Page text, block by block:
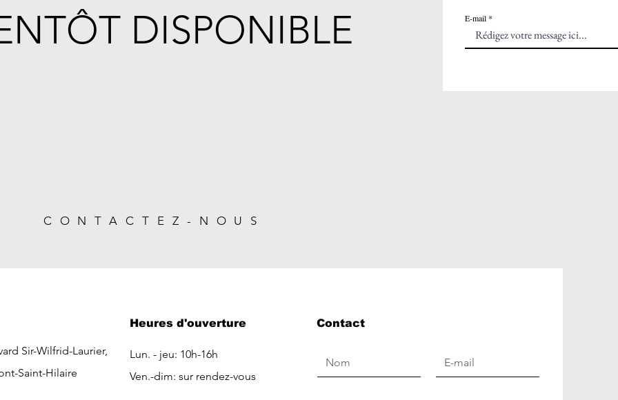
DISPONIBLE E-mail
CONTACTEZ-NOUS
Sir-Wilfrid-Laurier,
Saint-Hilaire
Heures d'ouverture
Lun. - jeu: 10h-16h
Ven.-dim: sur rendez-vous
Contact